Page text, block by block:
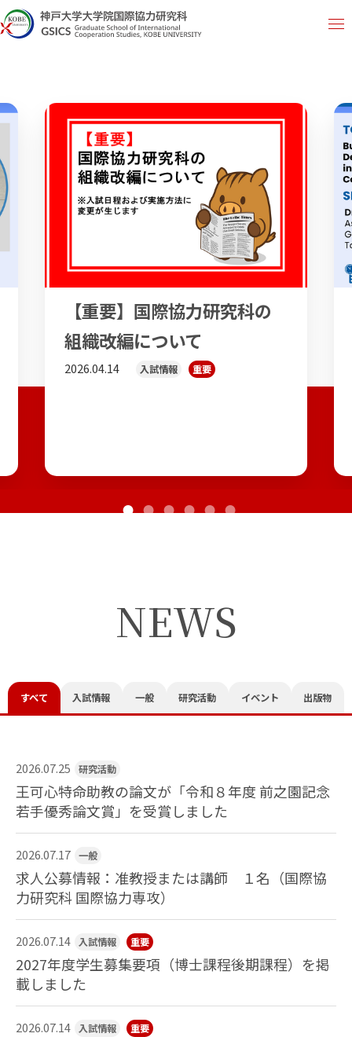
【重要】国際協力研究科の
組織改編について
2026.04.14 入試情報 重要
NEWS
すべて 入試情報 一般 研究活動 イベント 出版物
2026.07.25 研究活動
王可心特命助教の論文が「令和８年度 前之園記念
若手優秀論文賞」を受賞しました
2026.07.17 一般
求人公募情報：准教授または講師 １名（国際協
力研究科 国際協力専攻）
2026.07.14 入試情報 重要
2027年度学生募集要項（博士課程後期課程）を掲
載しました
2026.07.14 入試情報 重要